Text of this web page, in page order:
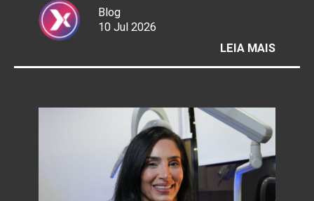
Blog
10 Jul 2026
LEIA MAIS:
DO
E